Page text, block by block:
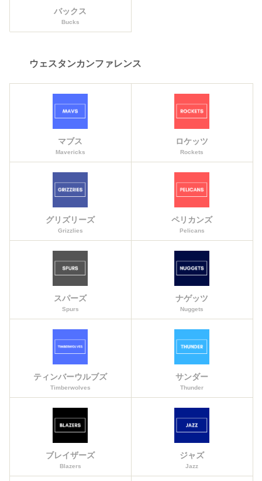
バックス
Bucks
ウェスタンカンファレンス
マブス
Mavericks
ロケッツ
Rockets
グリズリーズ
Grizzlies
ペリカンズ
Pelicans
スパーズ
Spurs
ナゲッツ
Nuggets
ティンバーウルブズ
Timberwolves
サンダー
Thunder
ブレイザーズ
Blazers
ジャズ
Jazz